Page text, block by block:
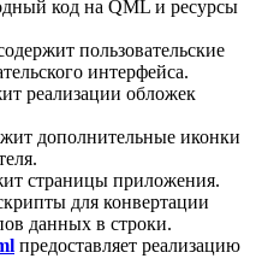
код на QML и ресурсы
пользовательские
интерфейса.
реализации обложек
дополнительные иконки
страницы приложения.
для конвертации
данных в строки.
предоставляет реализацию